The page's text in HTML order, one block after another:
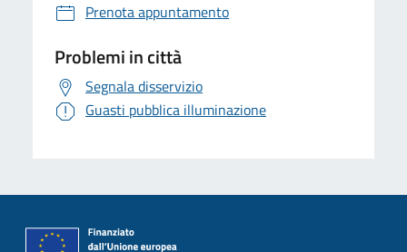
Prenota appuntamento
Problemi in città
Segnala disservizio
Guasti pubblica illuminazione